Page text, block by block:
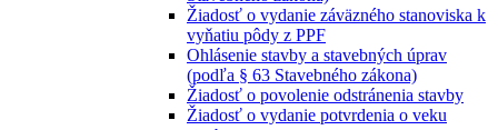
Žiadosť o vydanie záväzného stanoviska k
vyňatiu pôdy z PPF
Ohlásenie stavby a stavebných úprav
(podľa § 63 Stavebného zákona)
Žiadosť o povolenie odstránenia stavby
Žiadosť o vydanie potvrdenia o veku